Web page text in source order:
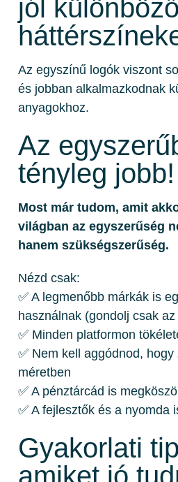
jól különböző
Az egyszínű logók viszont
és jobban alkalmazkodnak
anyagokhoz.
Az
tényleg jobb!
Most már tudom, amit
világban az egyszerűség
hanem szükségszerűség.
Nézd csak:
✅ A legmenőbb márkák is
használnak (gondolj csak
✅ Minden platformon
✅ Nem kell aggódnod, hogy
méretben
✅ A pénztárcád is
✅ A fejlesztők és a nyomda
Gyakorlati